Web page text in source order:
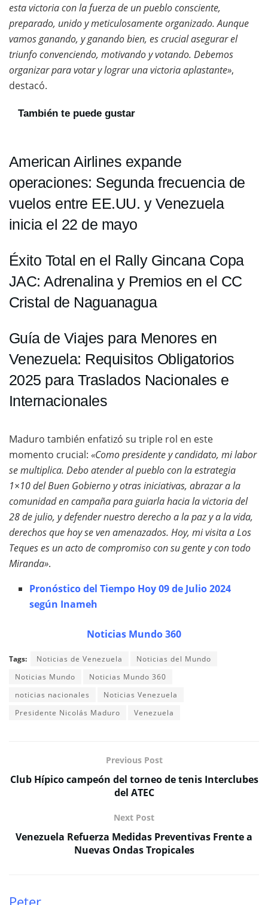
esta victoria con la fuerza de un pueblo consciente,
preparado, unido y meticulosamente organizado. Aunque
vamos ganando, y ganando bien, es crucial asegurar el
triunfo convenciendo, motivando y votando. Debemos
organizar para votar y lograr una victoria aplastante»,
destacó.
También te puede gustar
American Airlines expande
operaciones: Segunda frecuencia de
vuelos entre EE.UU. y Venezuela
inicia el 22 de mayo
Éxito Total en el Rally Gincana Copa
JAC: Adrenalina y Premios en el CC
Cristal de Naguanagua
Guía de Viajes para Menores en
Venezuela: Requisitos Obligatorios
2025 para Traslados Nacionales e
Internacionales
Maduro también enfatizó su triple rol en este
momento crucial: «Como presidente y candidato, mi labor
se multiplica. Debo atender al pueblo con la estrategia
1×10 del Buen Gobierno y otras iniciativas, abrazar a la
comunidad en campaña para guiarla hacia la victoria del
28 de julio, y defender nuestro derecho a la paz y a la vida,
derechos que hoy se ven amenazados. Hoy, mi visita a Los
Teques es un acto de compromiso con su gente y con todo
Miranda».
Pronóstico del Tiempo Hoy 09 de Julio 2024
según Inameh
Noticias Mundo 360
Tags: Noticias de Venezuela
Noticias del Mundo
Noticias Mundo
Noticias Mundo 360
noticias nacionales
Noticias Venezuela
Presidente Nicolás Maduro
Venezuela
Previous Post
Club Hípico campeón del torneo de tenis Interclubes
del ATEC
Next Post
Venezuela Refuerza Medidas Preventivas Frente a
Nuevas Ondas Tropicales